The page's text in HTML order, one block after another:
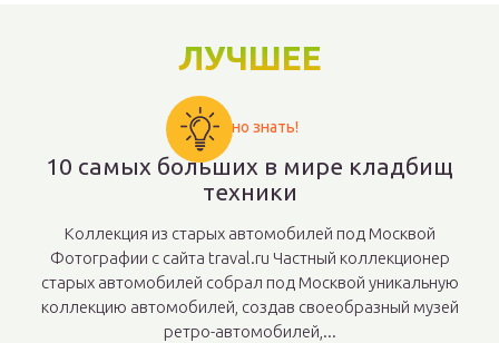
ЛУЧШЕЕ
Важно знать!
10 самых больших в мире кладбищ
техники
Коллекция из старых автомобилей под Москвой
Фотографии с сайта traval.ru Частный коллекционер
старых автомобилей собрал под Москвой уникальную
коллекцию автомобилей, создав своеобразный музей
ретро-автомобилей,...